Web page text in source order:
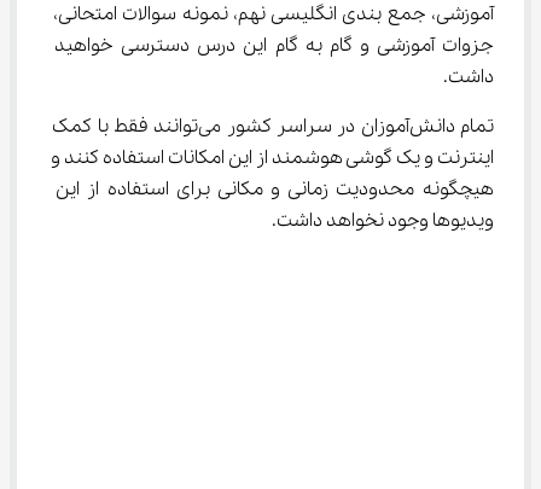
آموزشی، جمع بندی انگلیسی نهم، نمونه سوالات امتحانی،
جزوات آموزشی و گام به گام این درس دسترسی خواهید
داشت.
تمام دانش‌آموزان در سراسر کشور می‌توانند فقط با کمک
اینترنت و یک گوشی هوشمند از این امکانات استفاده کنند و
هیچگونه محدودیت زمانی و مکانی برای استفاده از این
ویدیوها وجود نخواهد داشت.